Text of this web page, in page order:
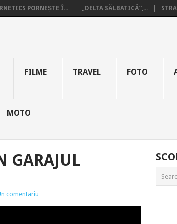
PORNEȘTE Î... „DELTA SĂLBATICĂ”,...
FILME TRAVEL FOTO
MOTO
GARAJUL
comentariu